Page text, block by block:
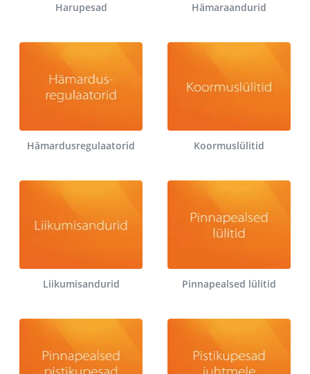
Harupesad Hämaraandurid
Hämardusregulaatorid Koormuslülitid
Liikumisandurid Pinnapealsed lülitid